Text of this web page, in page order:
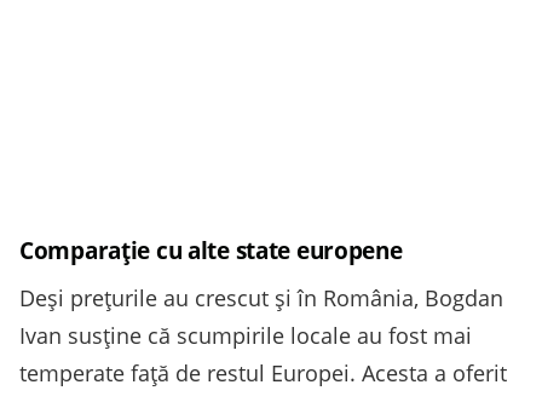
Comparație cu alte state europene
Deși prețurile au crescut și în România, Bogdan
Ivan susține că scumpirile locale au fost mai
temperate față de restul Europei. Acesta a oferit